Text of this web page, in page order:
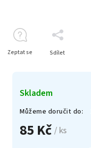
85 Kč/ ks
Skladem
Můžeme doručit do:
Zeptat se Sdílet